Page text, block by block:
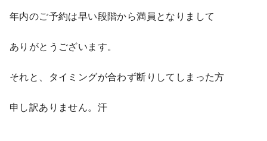
年内のご予約は早い段階から満員となりまして
ありがとうございます。
それと、タイミングが合わず断りしてしまった方
申し訳ありません。汗